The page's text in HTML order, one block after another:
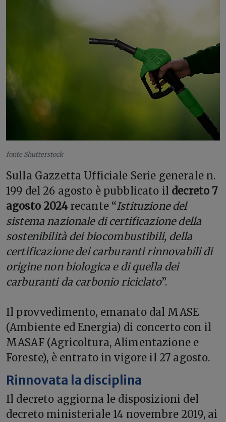
fonte Shutterstock
Sulla Gazzetta Ufficiale Serie generale n.
199 del 26 agosto è pubblicato il decreto 7
agosto 2024recante “Istituzione del
sistema nazionale di certificazione della
sostenibilità dei biocombustibili, della
certificazione dei carburanti rinnovabili di
origine non biologica e di quella dei
carburanti da carbonio riciclato”.
Il provvedimento, emanato dal MASE
(Ambiente ed Energia) di concerto con il
MASAF (Agricoltura, Alimentazione e
Foreste), è entrato in vigore il 27 agosto.
Rinnovata la disciplina
Il decreto aggiorna le disposizioni del
decreto ministeriale 14 novembre 2019, ai